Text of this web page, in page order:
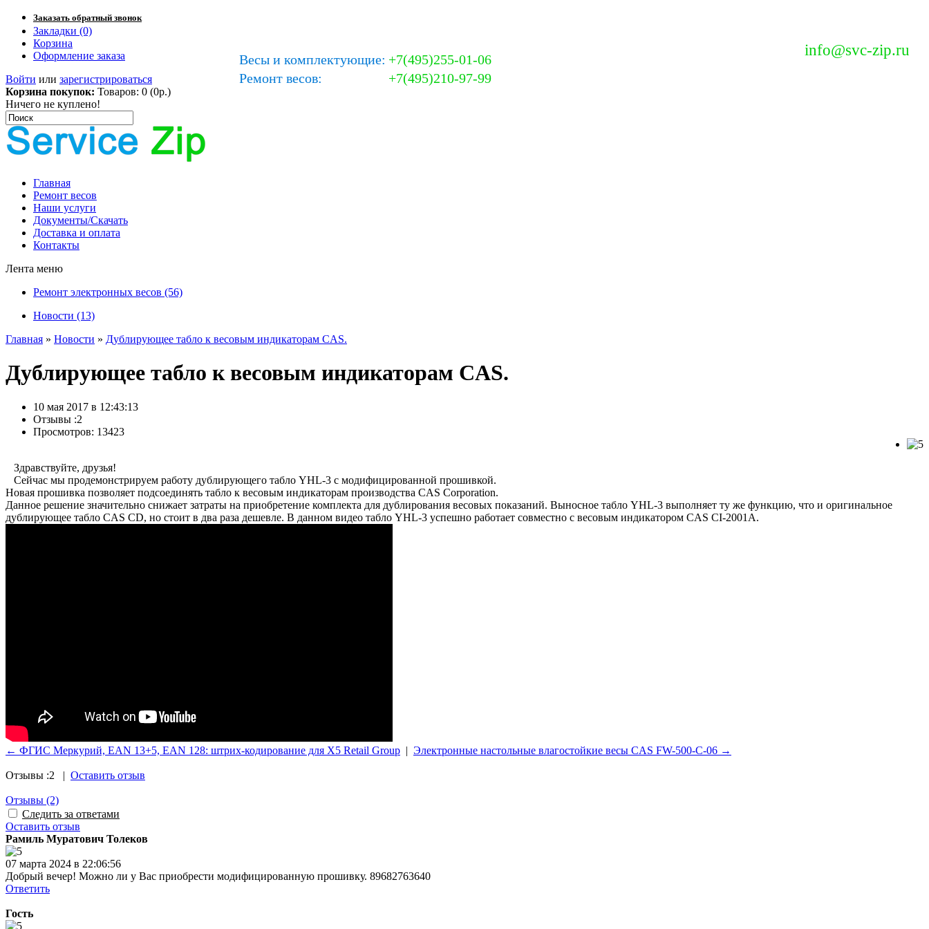
info@svc-zip.ru
Заказать обратный звонок
Закладки (0)
Корзина
Оформление заказа
Войти или зарегистрироваться
Весы и комплектующие: +7(495)255-01-06
Ремонт весов:
+7(495)210-97-99
Корзина покупок: Товаров: 0 (0р.)
Ничего не куплено!
Главная
Ремонт весов
Наши услуги
Документы/Скачать
Доставка и оплата
Контакты
Лента меню
Ремонт электронных весов (56)
Новости (13)
Главная » Новости » Дублирующее табло к весовым индикаторам CAS.
Дублирующее табло к весовым индикаторам CAS.
10 мая 2017 в 12:43:13
Отзывы :2
Просмотров: 13423
Здравствуйте, друзья!
Сейчас мы продемонстрируем работу дублирующего табло YHL-3 с модифицированной прошивкой.
Новая прошивка позволяет подсоединять табло к весовым индикаторам производства CAS Corporation.
Данное решение значительно снижает затраты на приобретение комплекта для дублирования весовых показаний. Выносное табло YHL-3 выполняет ту же функцию, что и оригинальное
дублирующее табло CAS CD, но стоит в два раза дешевле. В данном видео табло YHL-3 успешно работает совместно с весовым индикатором CAS CI-2001А.
← ФГИС Меркурий, EAN 13+5, EAN 128: штрих-кодирование для X5 Retail Group | Электронные настольные влагостойкие весы CAS FW-500-C-06 →
Отзывы :2 | Оставить отзыв
Отзывы (2)
Следить за ответами
Оставить отзыв
Рамиль Муратович Толеков
07 марта 2024 в 22:06:56
Добрый вечер! Можно ли у Вас приобрести модифицированную прошивку. 89682763640
Ответить
Гость